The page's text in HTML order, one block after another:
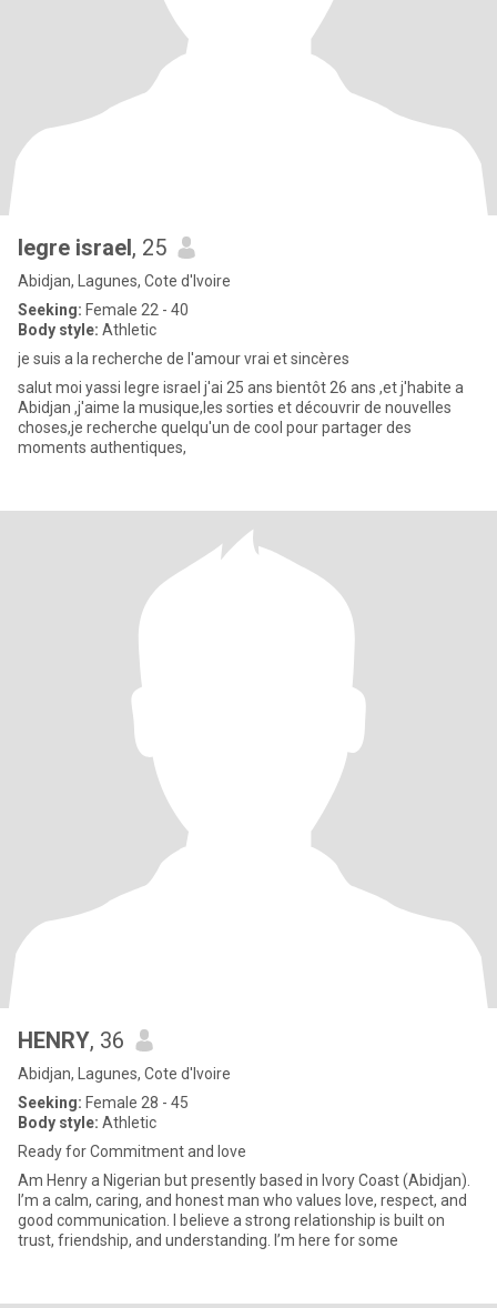
legre israel, 25
Abidjan, Lagunes, Cote d'Ivoire
Seeking: Female 22 - 40
Body style: Athletic
je suis a la recherche de l'amour vrai et sincères
salut moi yassi legre israel j'ai 25 ans bientôt 26 ans ,et j'habite a
Abidjan ,j'aime la musique,les sorties et découvrir de nouvelles
choses,je recherche quelqu'un de cool pour partager des
moments authentiques,
HENRY, 36
Abidjan, Lagunes, Cote d'Ivoire
Seeking: Female 28 - 45
Body style: Athletic
Ready for Commitment and love
Am Henry a Nigerian but presently based in Ivory Coast (Abidjan).
I’m a calm, caring, and honest man who values love, respect, and
good communication. I believe a strong relationship is built on
trust, friendship, and understanding. I’m here for some